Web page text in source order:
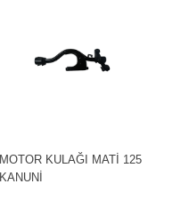
MOTOR KULAĞI MATİ 125
KANUNİ